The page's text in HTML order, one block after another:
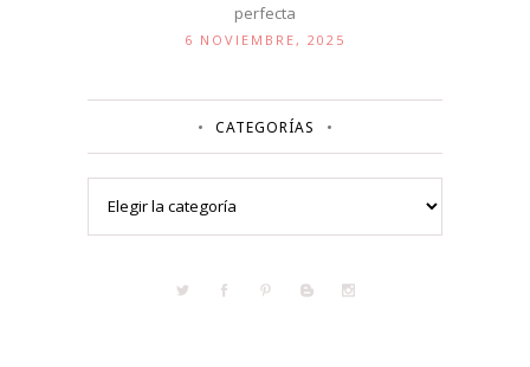
perfecta
6 NOVIEMBRE, 2025
CATEGORÍAS